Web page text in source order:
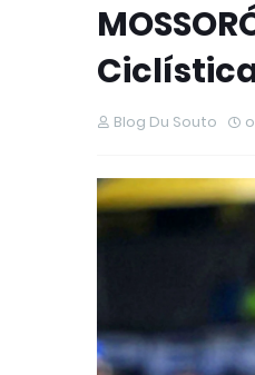
Blog Du Souto